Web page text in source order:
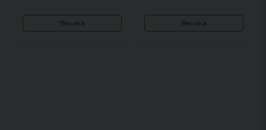
Bevaka Bevaka